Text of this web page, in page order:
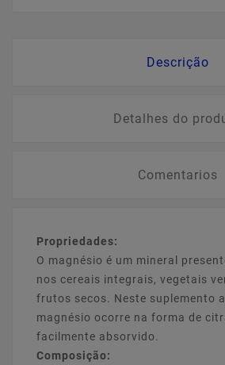
Descrição
Detalhes do
Comentarios
Propriedades:
O magnésio é um mineral
nos cereais integrais, vegetais
frutos secos. Neste suplemento
magnésio ocorre na forma de
facilmente absorvido.
Composição: